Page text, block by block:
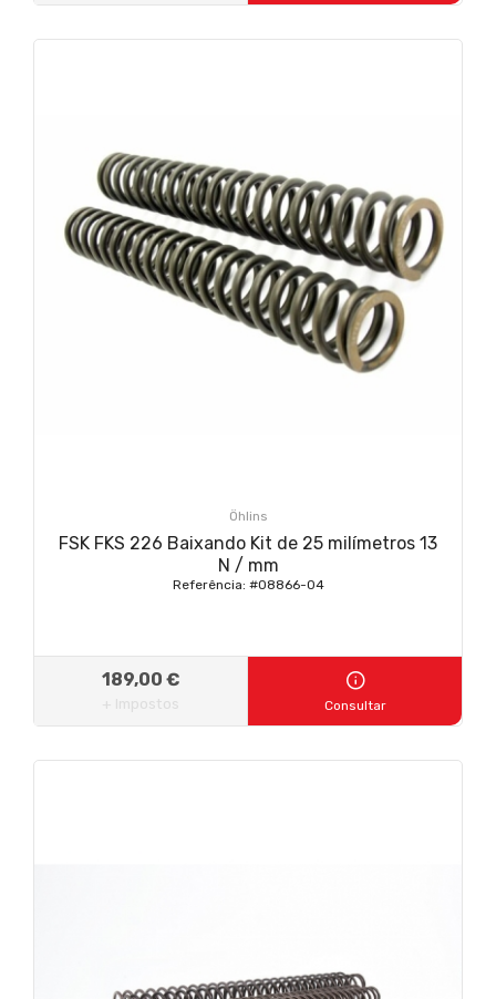
Öhlins
FSK FKS 226 Baixando Kit de 25 milímetros 13
N / mm
Referência: #08866-04
189,00 €
+ Impostos Consultar